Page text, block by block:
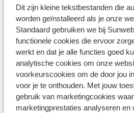
Dit zijn kleine tekstbestanden die
worden geïnstalleerd als je onze
Standaard gebruiken we bij
functionele cookies die ervoor
werkt en dat je alle functies goed
analytische cookies om onze
voorkeurscookies om de door jou
voor je te onthouden. Met jouw
gebruik van marketingcookies
marketingprestaties analyseren en
Aan de rand van het centrum
Centrum: 570 m
Barstreet: 570 m
Luchthaven: 8 km
Bushalte: 600 m
Pinautomaat: 600 m
Winkels: 130 m
(Mini)supermarkt: 130 m
Restaurant: 170 m